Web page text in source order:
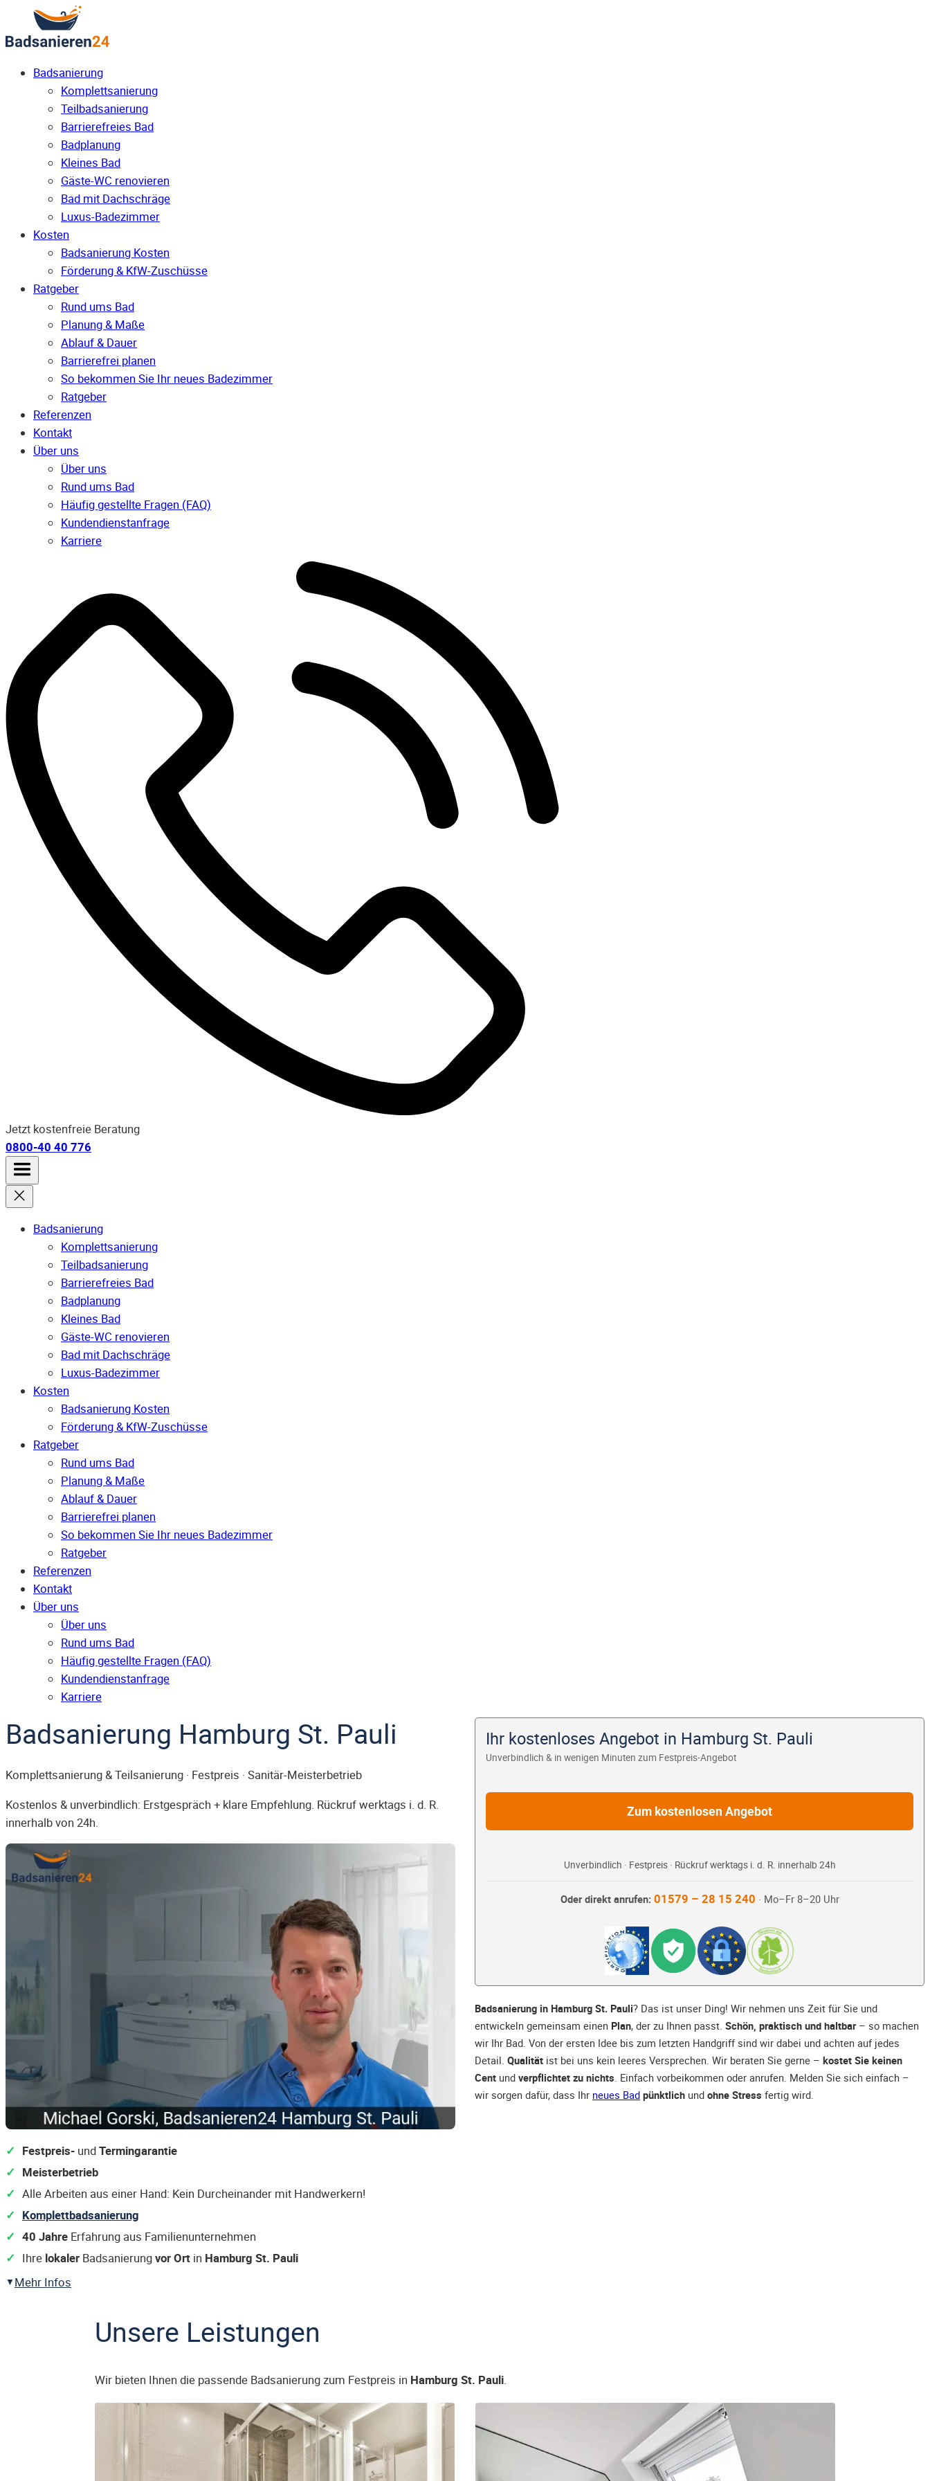
Badsanierung
Komplettsanierung
Teilbadsanierung
Barrierefreies Bad
Badplanung
Kleines Bad
Gäste-WC renovieren
Bad mit Dachschräge
Luxus-Badezimmer
Kosten
Badsanierung Kosten
Förderung & KfW-Zuschüsse
Ratgeber
Rund ums Bad
Planung & Maße
Ablauf & Dauer
Barrierefrei planen
So bekommen Sie Ihr neues Badezimmer
Ratgeber
Referenzen
Kontakt
Über uns
Über uns
Rund ums Bad
Häufig gestellte Fragen (FAQ)
Kunden­dienst­anfrage
Karriere
Jetzt kostenfreie Beratung
0800-40 40 776
Badsanierung
Komplettsanierung
Teilbadsanierung
Barrierefreies Bad
Badplanung
Kleines Bad
Gäste-WC renovieren
Bad mit Dachschräge
Luxus-Badezimmer
Kosten
Badsanierung Kosten
Förderung & KfW-Zuschüsse
Ratgeber
Rund ums Bad
Planung & Maße
Ablauf & Dauer
Barrierefrei planen
So bekommen Sie Ihr neues Badezimmer
Ratgeber
Referenzen
Kontakt
Über uns
Über uns
Rund ums Bad
Häufig gestellte Fragen (FAQ)
Kunden­dienst­anfrage
Karriere
Badsanierung Hamburg St. Pauli
Komplettsanierung & Teilsanierung · Festpreis · Sanitär-Meisterbetrieb
Kostenlos & unverbindlich: Erstgespräch + klare Empfehlung. Rückruf werktags i. d. R.
innerhalb von 24h.
Festpreis- undTermingarantie
Meisterbetrieb
Alle Arbeiten aus einer Hand: Kein Durcheinander mit Handwerkern!
Komplettbadsanierung
40 Jahre Erfahrung aus Familienunternehmen
Ihre lokaler Badsanierungvor Ort in Hamburg St. Pauli
Mehr Infos
Ihr kostenloses Angebot in Hamburg St. Pauli
Unverbindlich & in wenigen Minuten zum Festpreis-Angebot
Zum kostenlosen Angebot
Unverbindlich · Festpreis · Rückruf werktags i. d. R. innerhalb 24h
Oder direkt anrufen: 01579 – 28 15 240 · Mo–Fr 8–20 Uhr
Badsanierung in Hamburg St. Pauli? Das ist unser Ding! Wir nehmen uns Zeit für Sie und
entwickeln gemeinsam einen Plan, der zu Ihnen passt. Schön, praktisch und haltbar– so machen
wir Ihr Bad. Von der ersten Idee bis zum letzten Handgriff sind wir dabei und achten auf jedes
Detail. Qualität ist bei uns kein leeres Versprechen. Wir beraten Sie gerne – kostet Sie keinen
Cent und verpflichtet zu nichts. Einfach vorbeikommen oder anrufen. Melden Sie sich einfach –
wir sorgen dafür, dass Ihr neues Bad pünktlich und ohne Stress fertig wird.
Unsere Leistungen
Wir bieten Ihnen die passende Badsanierung zum Festpreis in Hamburg St. Pauli.